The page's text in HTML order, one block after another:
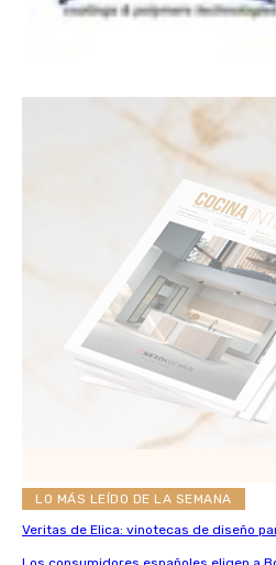
LO MÁS LEÍDO DE LA SEMANA
Veritas de Elica: vinotecas de diseño